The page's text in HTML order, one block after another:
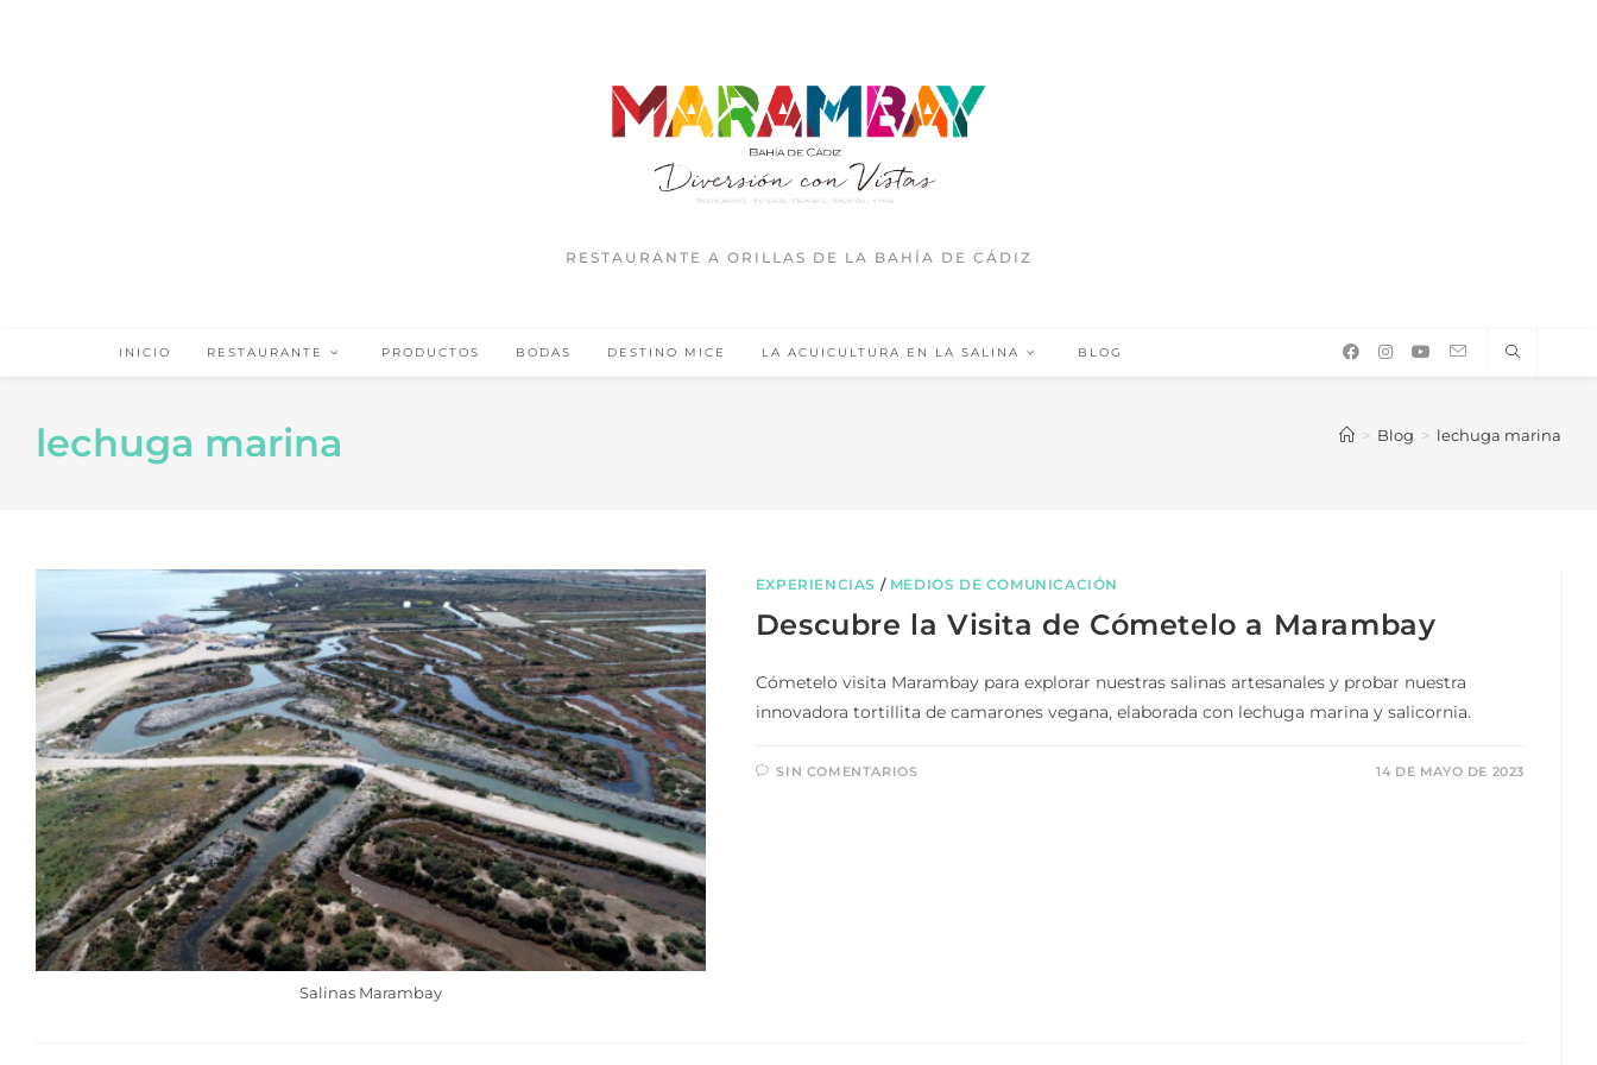
RESTAURANTE A ORILLAS DE LA BAHÍA DE CÁDIZ
INICIO RESTAURANTE PRODUCTOS BODAS DESTINO MICE LA ACUICULTURA EN LA SALINA BLOG
lechuga marina > Blog > lechuga marina
Salinas Marambay
EXPERIENCIAS / MEDIOS DE COMUNICACIÓN
Descubre la Visita de Cómetelo a Marambay
Cómetelo visita Marambay para explorar nuestras salinas artesanales y probar nuestra
innovadora tortillita de camarones vegana, elaborada con lechuga marina y salicornia.
SIN COMENTARIOS 14 DE MAYO DE 2023